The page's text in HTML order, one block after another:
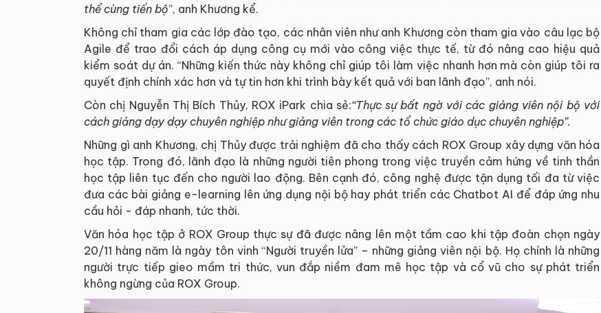
thể cùng tiến bộ”, anh Khương kể.
Không chỉ tham gia các lớp đào tạo, các nhân viên như anh Khương còn tham gia vào câu lạc bộ
Agile để trao đổi cách áp dụng công cụ mới vào công việc thực tế, từ đó nâng cao hiệu quả
kiểm soát dự án. “Những kiến thức này không chỉ giúp tôi làm việc nhanh hơn mà còn giúp tôi ra
quyết định chính xác hơn và tự tin hơn khi trình bày kết quả với ban lãnh đạo”, anh nói.
Còn chị Nguyễn Thị Bích Thủy, ROX iPark chia sẻ:“Thực sự bất ngờ với các giảng viên nội bộ với
cách giảng dạy dạy chuyên nghiệp như giảng viên trong các tổ chức giáo dục chuyên nghiệp”.
Những gì anh Khương, chị Thủy được trải nghiệm đã cho thấy cách ROX Group xây dựng văn hóa
học tập. Trong đó, lãnh đạo là những người tiên phong trong việc truyền cảm hứng về tinh thần
học tập liên tục đến cho người lao động. Bên cạnh đó, công nghệ được tận dụng tối đa từ việc
đưa các bài giảng e-learning lên ứng dụng nội bộ hay phát triển các Chatbot AI để đáp ứng nhu
cầu hỏi - đáp nhanh, tức thời.
Văn hóa học tập ở ROX Group thực sự đã được nâng lên một tầm cao khi tập đoàn chọn ngày
20/11 hàng năm là ngày tôn vinh “Người truyền lửa” – những giảng viên nội bộ. Họ chính là những
người trực tiếp gieo mầm tri thức, vun đắp niềm đam mê học tập và cổ vũ cho sự phát triển
không ngừng của ROX Group.